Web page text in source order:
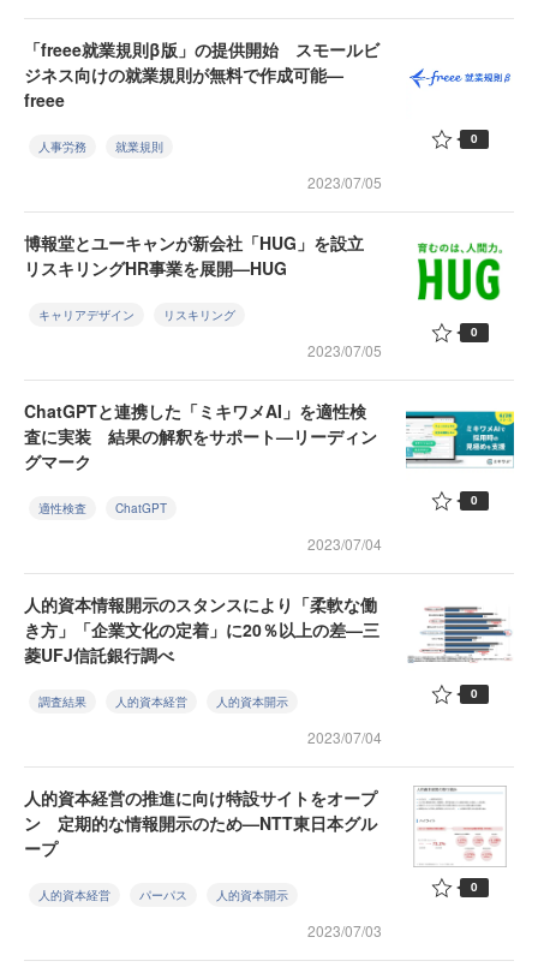
「freee就業規則β版」の提供開始 スモールビ
ジネス向けの就業規則が無料で作成可能—
freee
人事労務 就業規則
2023/07/05
0
博報堂とユーキャンが新会社「HUG」を設立
リスキリングHR事業を展開—HUG
キャリアデザイン リスキリング
2023/07/05
0
ChatGPTと連携した「ミキワメAI」を適性検
査に実装 結果の解釈をサポート—リーディン
グマーク
適性検査 ChatGPT
2023/07/04
0
人的資本情報開示のスタンスにより「柔軟な働
き方」「企業文化の定着」に20％以上の差—三
菱UFJ信託銀行調べ
調査結果 人的資本経営 人的資本開示
2023/07/04
0
人的資本経営の推進に向け特設サイトをオープ
ン 定期的な情報開示のため—NTT東日本グル
ープ
人的資本経営 パーパス 人的資本開示
2023/07/03
0